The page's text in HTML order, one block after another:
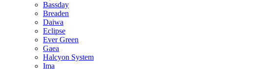
Bassday
Breaden
Daiwa
Eclipse
Ever Green
Gaea
Halcyon System
Ima